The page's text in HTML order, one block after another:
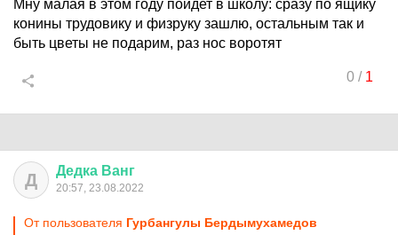
Мну малая в этом году пойдет в школу: сразу по ящику
конины трудовику и физруку зашлю, остальным так и
быть цветы не подарим, раз нос воротят
0/ 1
Д Дедка Ванг
20:57, 23.08.2022
От пользователя Гурбангулы Бердымухамедoв